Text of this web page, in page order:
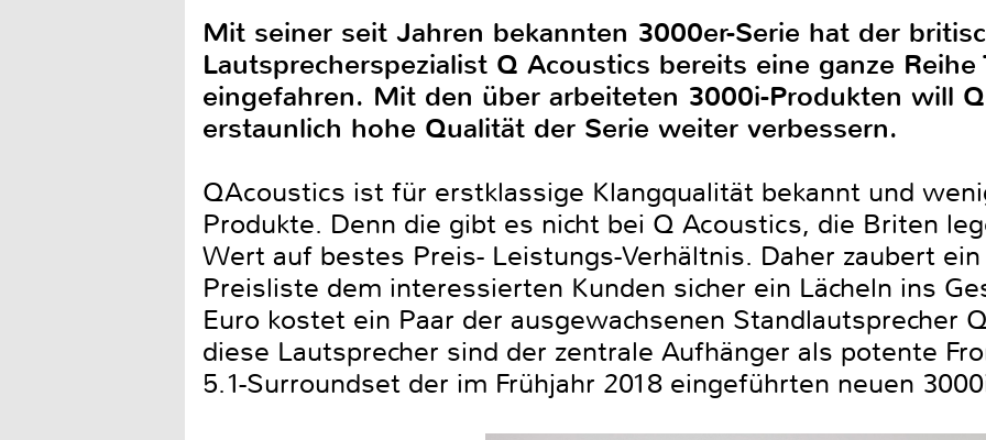
Mit seiner seit Jahren bekannten 3000er-Serie hat der
Lautsprecherspezialist Q Acoustics bereits eine ganze Reihe
eingefahren. Mit den über arbeiteten 3000i-Produkten will
erstaunlich hohe Qualität der Serie weiter verbessern.
QAcoustics ist für erstklassige Klangqualität bekannt und
Produkte. Denn die gibt es nicht bei Q Acoustics, die Briten
Wert auf bestes Preis- Leistungs-Verhältnis. Daher zaubert
Preisliste dem interessierten Kunden sicher ein Lächeln ins
Euro kostet ein Paar der ausgewachsenen Standlautsprecher
diese Lautsprecher sind der zentrale Aufhänger als potente
5.1-Surroundset der im Frühjahr 2018 eingeführten neuen